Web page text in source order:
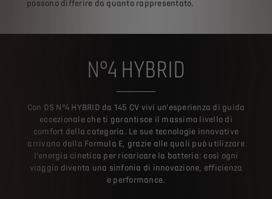
possono differire da quanto rappresentato.
N°4 HYBRID
Con DS N°4 HYBRID da 145 CV vivi un'esperienza di guida
eccezionale che ti garantisce il massimo livello di
comfort della categoria. Le sue tecnologie innovative
arrivano dalla Formula E, grazie alle quali può utilizzare
l'energia cinetica per ricaricare la batteria: così ogni
viaggio diventa una sinfonia di innovazione, efficienza
e performance.